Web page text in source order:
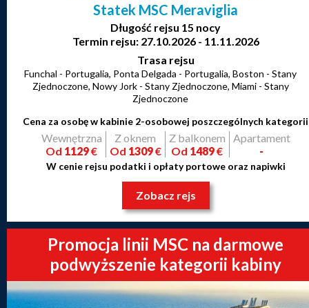
Statek MSC Meraviglia
Długość rejsu 15 nocy
Termin rejsu: 27.10.2026 - 11.11.2026
Trasa rejsu
Funchal - Portugalia, Ponta Delgada - Portugalia, Boston - Stany
Zjednoczone, Nowy Jork - Stany Zjednoczone, Miami - Stany
Zjednoczone
Cena za osobę w kabinie 2-osobowej poszczególnych kategorii
Wewnętrzna
Od 1129€
Z oknem
Od 1309€
Z balkonem
Od 1489€
Apartament
-
W cenie rejsu podatki i opłaty portowe oraz napiwki
Zobacz rejs
Promocja linii MSC na darmowe
podwyższenie kategorii kabiny